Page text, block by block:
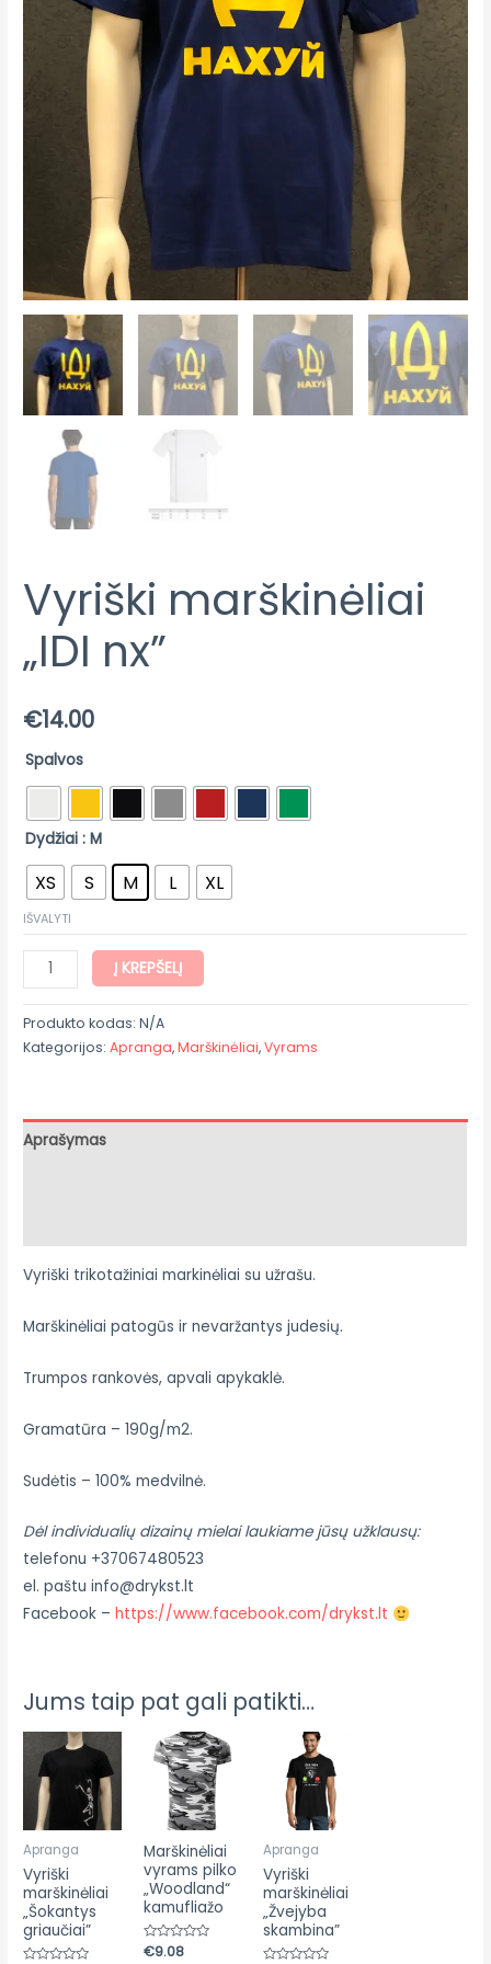
Vyriški marškinėliai
„IDI nx”
€14.00
Spalvos
Dydžiai : M
XS S M L XL
IŠVALYTI
Į KREPŠELĮ
Produkto kodas:N/A
Kategorijos:Apranga,Marškinėliai,Vyrams
Aprašymas
Vyriški trikotažiniai markinėliai su užrašu.
Marškinėliai patogūs ir nevaržantys judesių.
Trumpos rankovės, apvali apykaklė.
Gramatūra – 190g/m2.
Sudėtis – 100% medvilnė.
Dėl individualių dizainų mielai laukiame jūsų užklausų:
telefonu +37067480523
el. paštu info@drykst.lt
Facebook –https://www.facebook.com/drykst.lt
Jums taip pat gali patikti…
Apranga
Vyriški
marškinėliai
„Šokantys
griaučiai”
Marškinėliai
vyrams pilko
„Woodland“
kamufliažo
Įvertinimas:
€9.08
Apranga
Vyriški
marškinėliai
„Žvejyba
skambina”